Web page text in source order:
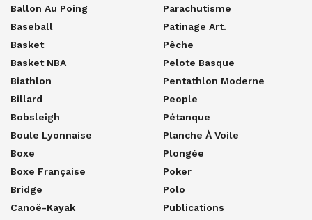
Ballon Au Poing
Baseball
Basket
Basket NBA
Biathlon
Billard
Bobsleigh
Boule Lyonnaise
Boxe
Boxe Française
Bridge
Canoë-Kayak
Parachutisme
Patinage Art.
Pêche
Pelote Basque
Pentathlon Moderne
People
Pétanque
Planche À Voile
Plongée
Poker
Polo
Publications